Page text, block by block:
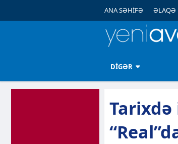
ANA SƏHİFƏ ƏLAQƏ
DİGƏR